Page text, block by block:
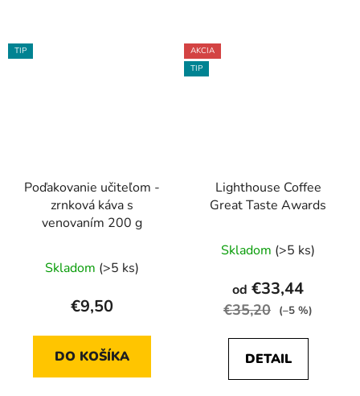
TIP
Poďakovanie učiteľom -
zrnková káva s
venovaním 200 g
hodnotenie
produktu
je
5,0
z
Skladom (>5 ks)
€9,50
DO KOŠÍKA
AKCIA
TIP
Lighthouse Coffee
Great Taste Awards
hodnotenie
produktu
je
5
Skladom (>5 ks)
od €33,44
€35,20 (–5 %)
DETAIL